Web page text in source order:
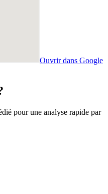
Ouvrir dans Google
pour une analyse rapide par